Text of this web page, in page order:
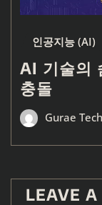
인공지능 (AI)
AI 기술의
충돌
Gurae
LEAVE A